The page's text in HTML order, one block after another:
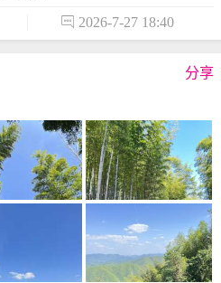
 2026-7-27 18:40
分享